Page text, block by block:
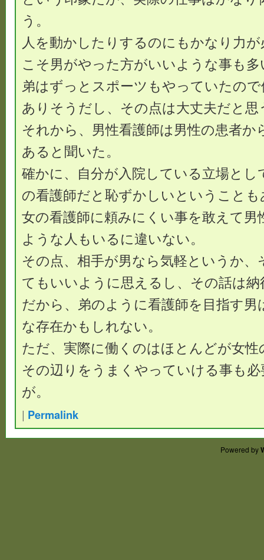
う。
人を動かしたりするのにもかなり力
こそ男がやった方がいいような事も
弟はずっとスポーツもやっていたの
ありそうだし、その点は大丈夫だと思
それから、男性看護師は男性の患者か
あると聞いた。
確かに、自分が入院している立場とし
の看護師だと恥ずかしいということ
女の看護師に頼みにくい事を敢えて男
ような人もいるに違いない。
その点、相手が男なら気軽というか
てもいいように思えるし、その話は
だから、弟のように看護師を目指す男
な存在かもしれない。
ただ、実際に働くのはほとんどが女
その辺りをうまくやっていける事も
が。
| Permalink
Powered by